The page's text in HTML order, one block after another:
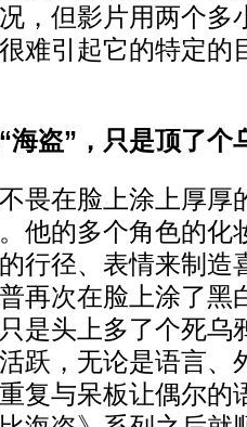
，但影片用两个多
难引起它的特定的
盗”，只是顶了个
在脸上涂上厚厚
他的多个角色的化
行径、表情来制造
再次在脸上涂了黑
是头上多了个死乌
跃，无论是语言、
复与呆板让偶尔的